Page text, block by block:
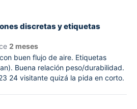
discretas y etiquetas
2 meses
buen flujo de aire. Etiquetas
Buena relación peso/durabilidad.
24 visitante quizá la pida en corto.